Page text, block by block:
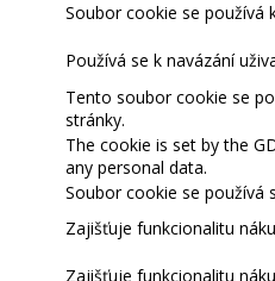
Soubor cookie se používá
Používá se k navázání
Tento soubor cookie se
stránky.
The cookie is set by the
any personal data.
Soubor cookie se používá
Zajišťuje funkcionalitu
Zajišťuje funkcionalitu